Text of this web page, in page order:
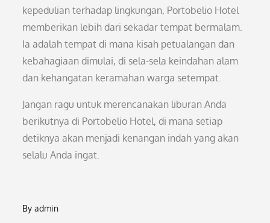
kepedulian terhadap lingkungan, Portobelio Hotel
memberikan lebih dari sekadar tempat bermalam.
Ia adalah tempat di mana kisah petualangan dan
kebahagiaan dimulai, di sela-sela keindahan alam
dan kehangatan keramahan warga setempat.
Jangan ragu untuk merencanakan liburan Anda
berikutnya di Portobelio Hotel, di mana setiap
detiknya akan menjadi kenangan indah yang akan
selalu Anda ingat.
Byadmin